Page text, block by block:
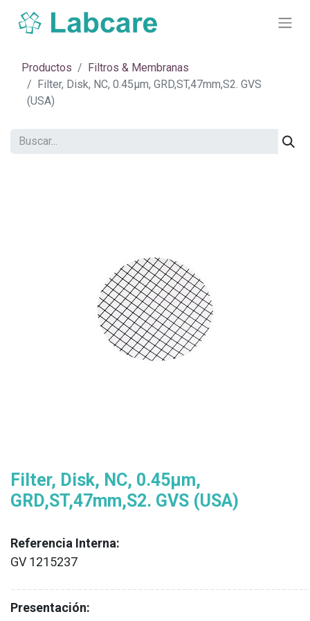
Productos
Filtros & Membranas
​​Filter, Disk, NC, 0.45µm, GRD,ST,47mm,S2. GVS
(USA)
​​Filter, Disk, NC, 0.45µm,
GRD,ST,47mm,S2. GVS (USA)
Referencia Interna:
GV 1215237
Presentación: